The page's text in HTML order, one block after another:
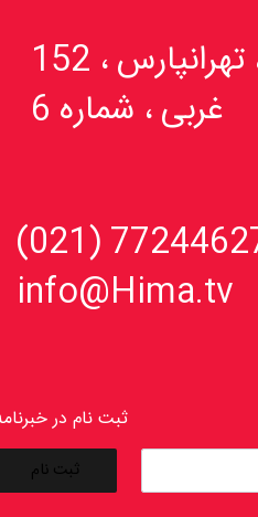
تهران ، تهرانپارس ، 152
غربی ، شماره 6
77244627 (021)
info@Hima.tv
ثبت نام در